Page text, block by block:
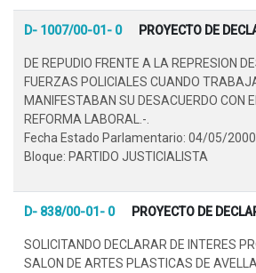
D- 1007/00-01- 0 PROYECTO DE
DE REPUDIO FRENTE A LA REPRESION
FUERZAS POLICIALES CUANDO
MANIFESTABAN SU DESACUERDO CON
REFORMA LABORAL.-.
Fecha Estado Parlamentario: 04/05/2000
Bloque: PARTIDO JUSTICIALISTA
D- 838/00-01- 0 PROYECTO DE
SOLICITANDO DECLARAR DE INTERES
SALON DE ARTES PLASTICAS DE